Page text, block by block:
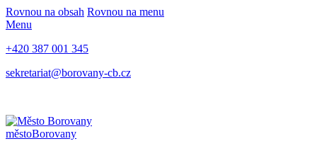
Rovnou na obsah Rovnou na menu
Menu
+420 387 001 345
sekretariat@borovany-cb.cz
městoBorovany